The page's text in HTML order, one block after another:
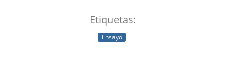
Etiquetas:
Ensayo